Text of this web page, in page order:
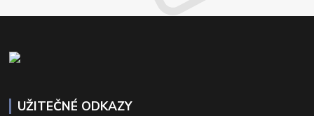
UŽITEČNÉ ODKAZY